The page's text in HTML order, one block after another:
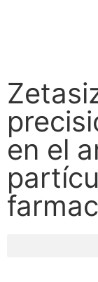
en el